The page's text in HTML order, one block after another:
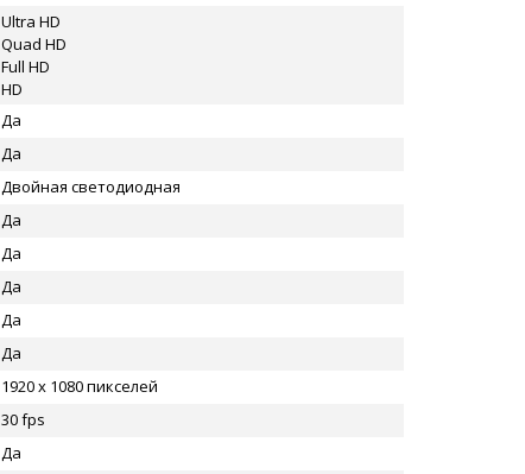
Ultra HD
Quad HD
Full HD
HD
Да
Да
Двойная светодиодная
Да
Да
Да
Да
Да
1920 x 1080 пикселей
30 fps
Да